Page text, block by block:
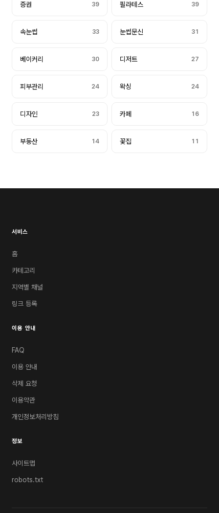
증권 39 필라테스 39
속눈썹 33 눈썹문신 31
베이커리 30 디저트 27
피부관리 24 왁싱 24
디자인 23 카페 16
부동산 14 꽃집 11
서비스
홈
카테고리
지역별 채널
링크 등록
이용 안내
FAQ
이용 안내
삭제 요청
이용약관
개인정보처리방침
정보
사이트맵
robots.txt